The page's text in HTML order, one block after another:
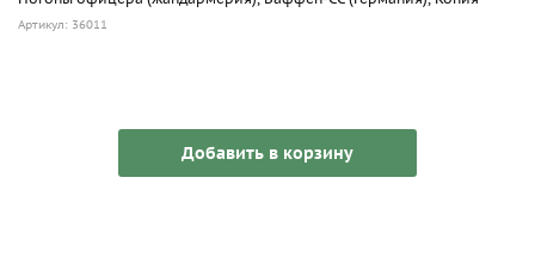
Артикул: 36011
Добавить в корзину